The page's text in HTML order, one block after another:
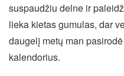
suspaudžiu delne ir
lieka kietas gumulas, dar
daugelį metų man
kalendorius.